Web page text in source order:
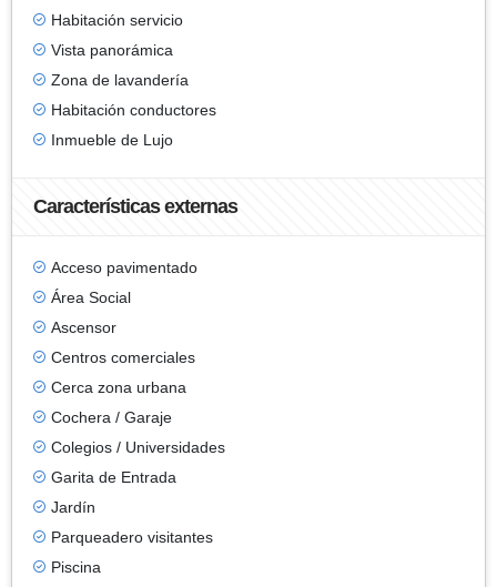
Habitación servicio
Vista panorámica
Zona de lavandería
Habitación conductores
Inmueble de Lujo
Características externas
Acceso pavimentado
Área Social
Ascensor
Centros comerciales
Cerca zona urbana
Cochera / Garaje
Colegios / Universidades
Garita de Entrada
Jardín
Parqueadero visitantes
Piscina